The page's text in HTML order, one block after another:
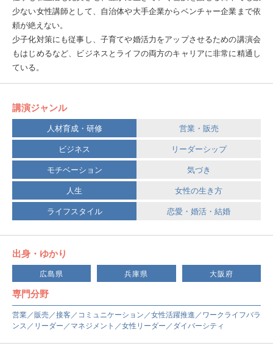
少ない女性講師として、自治体や大手企業からベンチャー企業まで依
頼が絶えない。
少子化対策にも従事し、子育てや婚活力をアップさせるための講演会
もはじめるなど、ビジネスとライフの両方のキャリアに非常に精通し
ている。
講演ジャンル
人材育成・研修
営業・販売
ビジネス
リーダーシップ
モチベーション
気づき
人生
女性の生き方
ライフスタイル
恋愛・婚活・結婚
出身・ゆかり
広島県 兵庫県 大阪府
専門分野
営業／販売／接客／コミュニケーション／女性活躍推進／ワークライフバラ
ンス／リーダー／マネジメント／女性リーダー／ダイバーシティ